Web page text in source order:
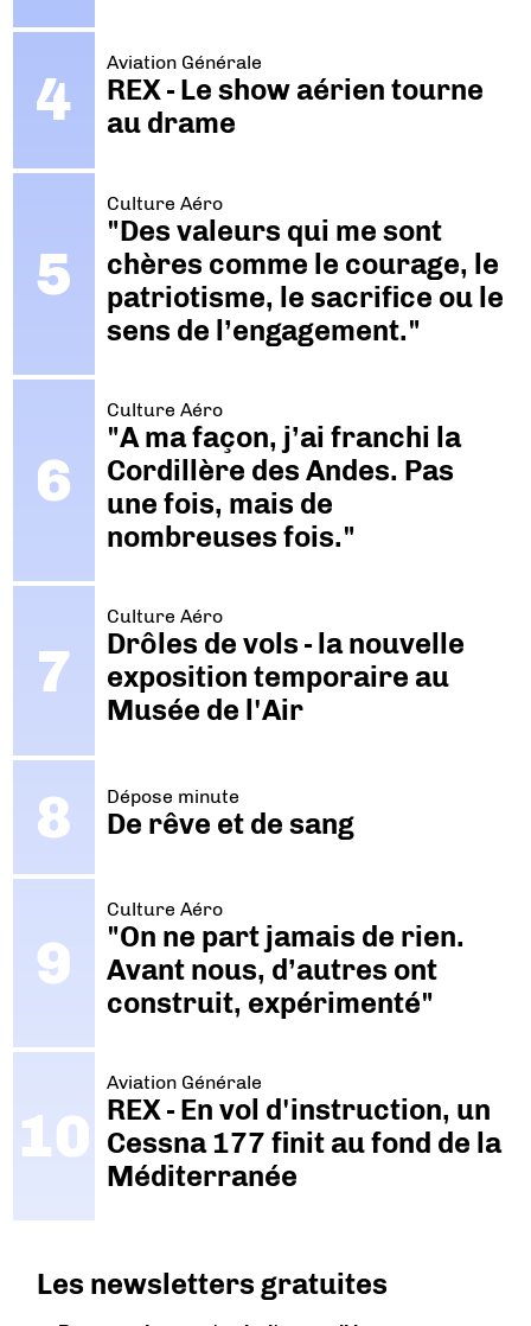
Aviation Générale
REX - Le show aérien tourne
au drame
Culture Aéro
"Des valeurs qui me sont
chères comme le courage, le
patriotisme, le sacrifice ou le
sens de l’engagement."
Culture Aéro
"A ma façon, j’ai franchi la
Cordillère des Andes. Pas
une fois, mais de
nombreuses fois."
Culture Aéro
Drôles de vols - la nouvelle
exposition temporaire au
Musée de l'Air
Dépose minute
De rêve et de sang
Culture Aéro
"On ne part jamais de rien.
Avant nous, d’autres ont
construit, expérimenté"
Aviation Générale
REX - En vol d'instruction, un
Cessna 177 finit au fond de la
Méditerranée
Les newsletters gratuites